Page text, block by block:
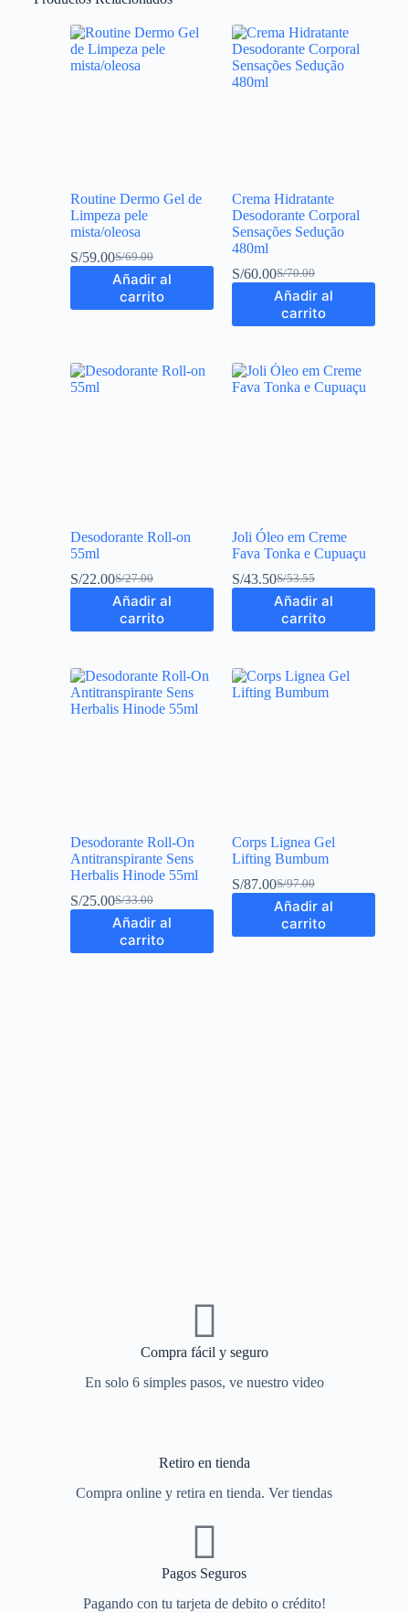
Routine Dermo Gel de
Limpeza pele
mista/oleosa
S/69.00
S/59.00
Añadir al
carrito
Crema Hidratante
Desodorante Corporal
Sensações Sedução
480ml
S/70.00
S/60.00
Añadir al
carrito
Desodorante Roll-on
55ml
S/27.00
S/22.00
Añadir al
carrito
Joli Óleo em Creme
Fava Tonka e Cupuaçu
S/53.55
S/43.50
Añadir al
carrito
Desodorante Roll-On
Antitranspirante Sens
Herbalis Hinode 55ml
S/33.00
S/25.00
Añadir al
carrito
Corps Lignea Gel
Lifting Bumbum
S/97.00
S/87.00
Añadir al
carrito
Compra fácil y seguro
En solo 6 simples pasos, ve nuestro video
Retiro en tienda
Compra online y retira en tienda. Ver tiendas
Pagos Seguros
Pagando con tu tarjeta de debito o crédito!